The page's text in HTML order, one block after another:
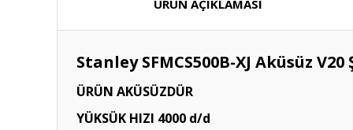
ÜRÜN AÇIKLAMASI
Stanley SFMCS500B-XJ Aküsüz
ÜRÜN AKÜSÜZDÜR
YÜKSÜK HIZI 4000 d/d